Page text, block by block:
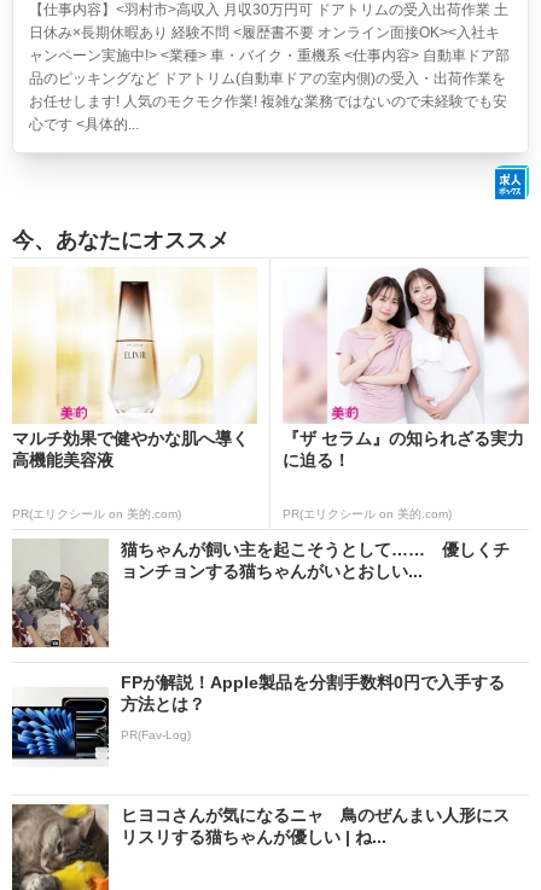
【仕事内容】<羽村市>高収入 月収30万円可 ドアトリムの受入出荷作業 土
日休み×長期休暇あり 経験不問 <履歴書不要 オンライン面接OK><入社キ
ャンペーン実施中!> <業種> 車・バイク・重機系 <仕事内容> 自動車ドア部
品のピッキングなど ドアトリム(自動車ドアの室内側)の受入・出荷作業を
お任せします! 人気のモクモク作業! 複雑な業務ではないので未経験でも安
心です <具体的...
今、あなたにオススメ
マルチ効果で健やかな肌へ導く
高機能美容液
PR(エリクシール on 美的.com)
『ザ セラム』の知られざる実力
に迫る！
PR(エリクシール on 美的.com)
猫ちゃんが飼い主を起こそうとして…… 優しくチ
ョンチョンする猫ちゃんがいとおしい...
FPが解説！Apple製品を分割手数料0円で入手する
方法とは？
PR(Fav-Log)
ヒヨコさんが気になるニャ 鳥のぜんまい人形にス
リスリする猫ちゃんが優しい | ね...